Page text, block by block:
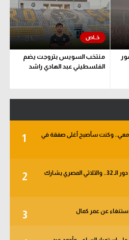
منتخب السويس بتروجت يضم
الفلسطيني عبد الهادي راشد
1
معي.. وكنت سأصبح أغلى صفقة في
2
خبر في الجول - الأهلي يبدأ من دور الـ 32.. والثلاثي المصري يشارك
3 عن عمر كمال